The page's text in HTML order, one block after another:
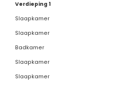
Verdieping 1
Slaapkamer
Slaapkamer
Badkamer
Slaapkamer
Slaapkamer